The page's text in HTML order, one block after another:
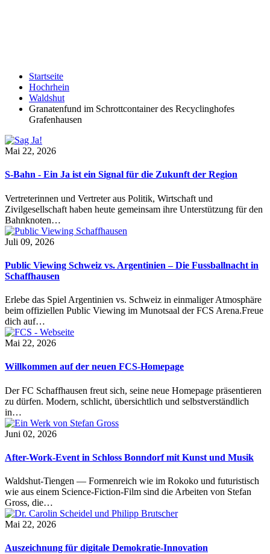
Startseite
Hochrhein
Waldshut
Granatenfund im Schrottcontainer des Recyclinghofes
Grafenhausen
Mai 22, 2026
S-Bahn - Ein Ja ist ein Signal für die Zukunft der Region
Vertreterinnen und Vertreter aus Politik, Wirtschaft und
Zivilgesellschaft haben heute gemeinsam ihre Unterstützung für den
Bahnknoten…
Juli 09, 2026
Public Viewing Schweiz vs. Argentinien – Die Fussballnacht in
Schaffhausen
Erlebe das Spiel Argentinien vs. Schweiz in einmaliger Atmosphäre
beim offiziellen Public Viewing im Munotsaal der FCS Arena.Freue
dich auf…
Mai 22, 2026
Willkommen auf der neuen FCS-Homepage
Der FC Schaffhausen freut sich, seine neue Homepage präsentieren
zu dürfen. Modern, schlicht, übersichtlich und selbstverständlich
in…
Juni 02, 2026
After-Work-Event in Schloss Bonndorf mit Kunst und Musik
Waldshut-Tiengen — Formenreich wie im Rokoko und futuristisch
wie aus einem Science-Fiction-Film sind die Arbeiten von Stefan
Gross, die…
Mai 22, 2026
Auszeichnung für digitale Demokratie-Innovation